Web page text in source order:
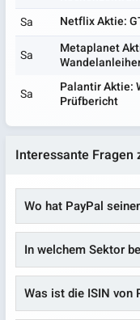
Sa
Netflix Aktie:
Sa
Metaplanet
Sa
Palantir Aktie:
Prüfbericht
Interessante Fragen
Wo hat PayPal
In welchem Sektor
Was ist die ISIN von